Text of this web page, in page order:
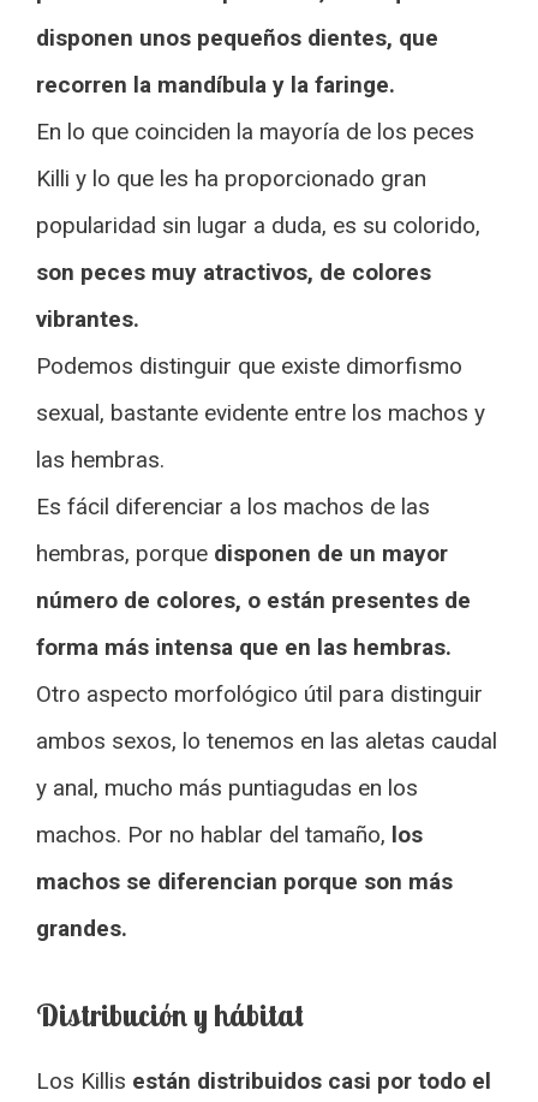
disponen unos pequeños dientes, que
recorren la mandíbula y la faringe.
En lo que coinciden la mayoría de los peces
Killi y lo que les ha proporcionado gran
popularidad sin lugar a duda, es su colorido,
son peces muy atractivos, de colores
vibrantes.
Podemos distinguir que existe dimorfismo
sexual, bastante evidente entre los machos y
las hembras.
Es fácil diferenciar a los machos de las
hembras, porque disponen de un mayor
número de colores, o están presentes de
forma más intensa que en las hembras.
Otro aspecto morfológico útil para distinguir
ambos sexos, lo tenemos en las aletas caudal
y anal, mucho más puntiagudas en los
machos. Por no hablar del tamaño, los
machos se diferencian porque son más
grandes.
Distribución y hábitat
Los Killis están distribuidos casi por todo el